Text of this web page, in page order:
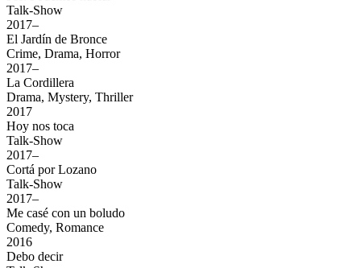
Talk-Show
2017–
El Jardín de Bronce
Crime, Drama, Horror
2017–
La Cordillera
Drama, Mystery, Thriller
2017
Hoy nos toca
Talk-Show
2017–
Cortá por Lozano
Talk-Show
2017–
Me casé con un boludo
Comedy, Romance
2016
Debo decir